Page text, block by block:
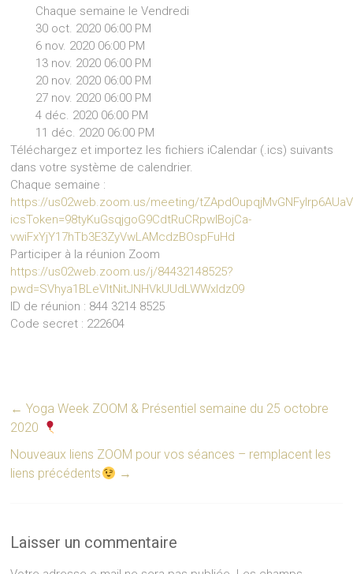
Chaque semaine le Vendredi
30 oct. 2020 06:00 PM
6 nov. 2020 06:00 PM
13 nov. 2020 06:00 PM
20 nov. 2020 06:00 PM
27 nov. 2020 06:00 PM
4 déc. 2020 06:00 PM
11 déc. 2020 06:00 PM
Téléchargez et importez les fichiers iCalendar (.ics) suivants
dans votre système de calendrier.
Chaque semaine :
https://us02web.zoom.us/meeting/
icsToken=98tyKuGsqjgoG9CdtRuCRpwIBojCa-
vwiFxYjY17hTb3E3ZyVwLAMcdzBOspFuHd
Participer à la réunion Zoom
https://us02web.zoom.us/j/84432148525?
pwd=SVhya1BLeVltNitJNHVkUUdLWWxIdz09
ID de réunion : 844 3214 8525
Code secret : 222604
← Yoga Week ZOOM & Présentiel semaine du 25 octobre
2020
Nouveaux liens ZOOM pour vos séances – remplacent les
liens précédents
→
Laisser un commentaire